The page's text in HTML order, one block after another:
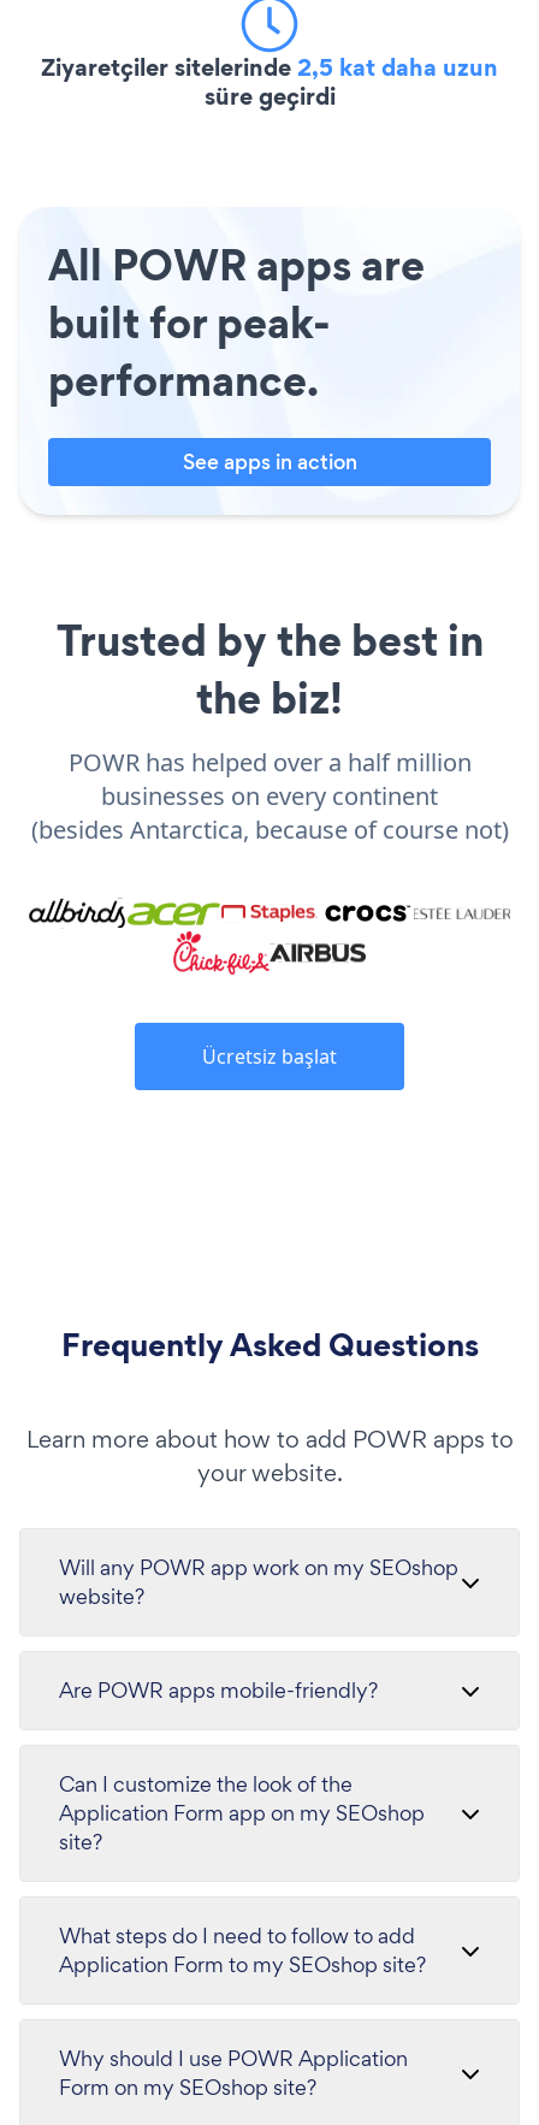
Ziyaretçiler sitelerinde2,5 kat daha uzun
süre geçirdi
All POWR apps are
built for peak-
performance.
See apps in action
Trusted by the best in
the biz!
POWR has helped over a half million
businesses on every continent
(besides Antarctica, because of course not)
Ücretsiz başlat
Frequently Asked Questions
Learn more about how to add POWR apps to
your website.
Will any POWR app work on my SEOshop
website?
Are POWR apps mobile-friendly?
Can I customize the look of the
Application Form app on my SEOshop
site?
What steps do I need to follow to add
Application Form to my SEOshop site?
Why should I use POWR Application
Form on my SEOshop site?